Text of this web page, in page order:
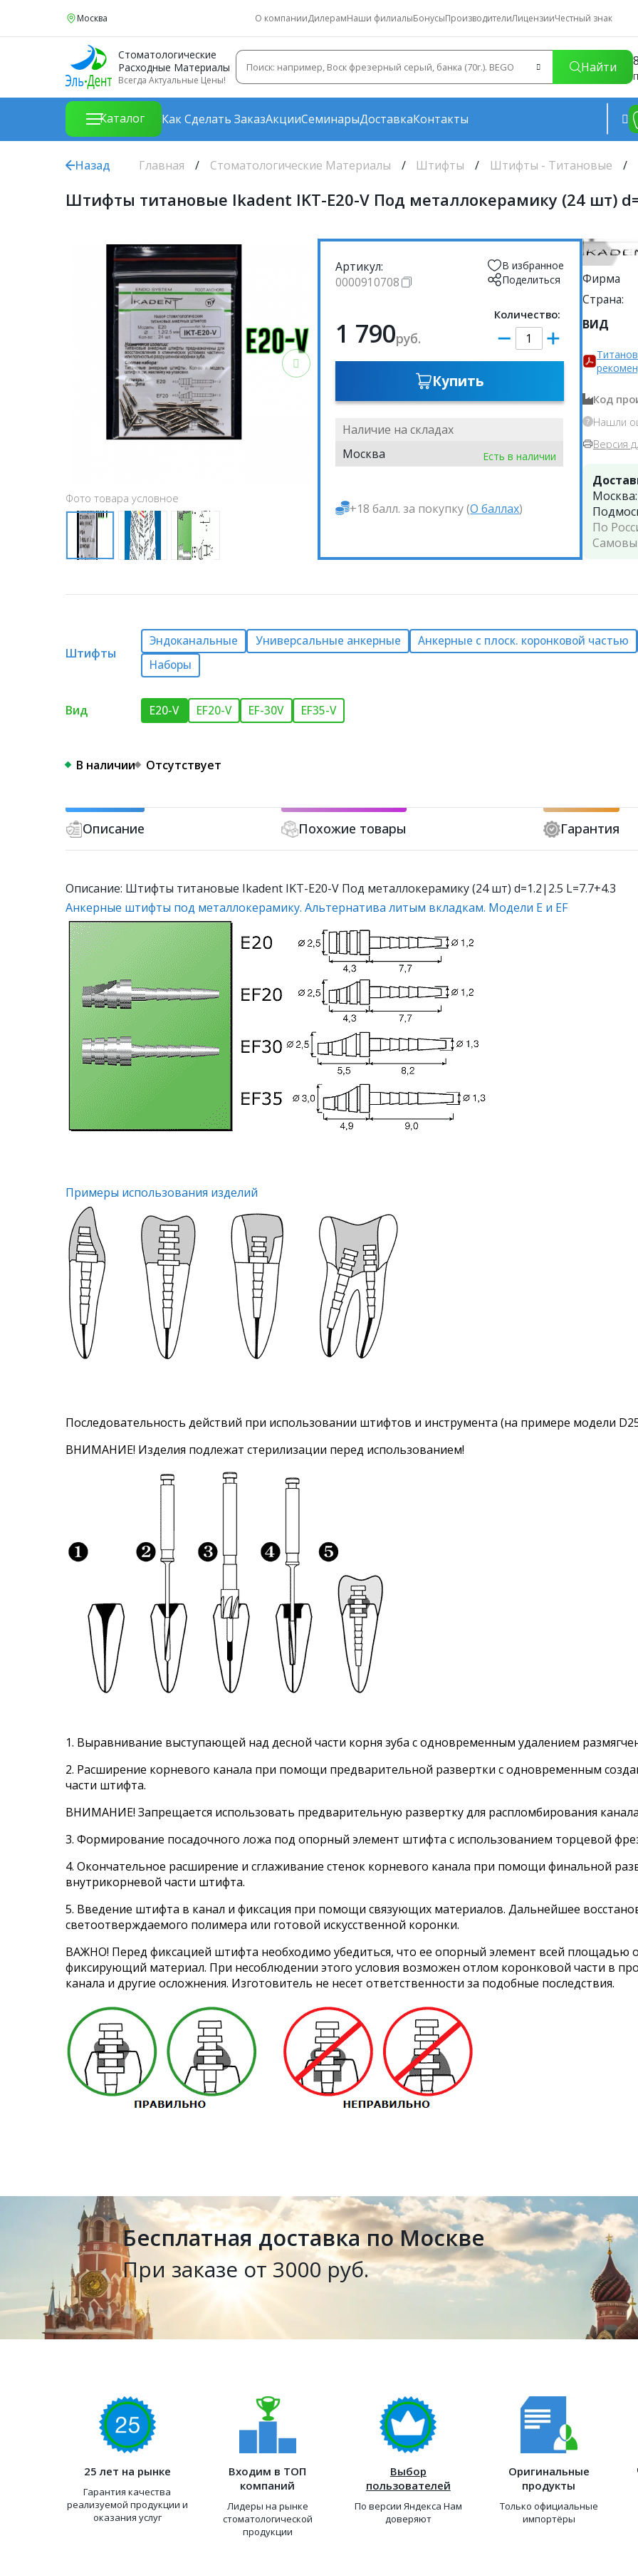
Москва О компанииДилерамНаши филиалыБонусыПроизводителиЛицензииЧестный знак
Стоматологические
Расходные Материалы
Всегда Актуальные Цены!
Найти
Каталог Как Сделать ЗаказАкцииСеминарыДоставкаКонтакты
Назад Главная Стоматологические Материалы Штифты Штифты - Титановые
Штифты титановые Ikadent IKT-E20-V Под металлокерамику (24 шт)
Фото товара условное
Артикул:
0000910708
В избранное
Поделиться
1 790руб.
Количество:
Купить
Наличие на складах
Москва
Есть в наличии
+18 балл. за покупку (О баллах)
Фирма
Страна:
ВИД
Код
Нашли
Версия
По
Штифты
Эндоканальные Универсальные анкерные
Анкерные с плоск. коронковой частью
Наборы
Вид E20-V EF20-V EF-30V EF35-V
В наличии Отсутствует
Описание Похожие товары Гарантия
Описание: Штифты титановые Ikadent IKT-E20-V Под металлокерамику (24 шт) d=1.2|2.5 L=7.7+4.3
Анкерные штифты под металлокерамику. Альтернатива литым вкладкам. Модели E и EF
Примеры использования изделий
Последовательность действий при использовании штифтов и инструмента (на примере модели
ВНИМАНИЕ! Изделия подлежат стерилизации перед использованием!
1. Выравнивание выступающей над десной части корня зуба с одновременным удалением
2. Расширение корневого канала при помощи предварительной развертки с одновременным
части штифта.
ВНИМАНИЕ! Запрещается использовать предварительную развертку для распломбирования
3. Формирование посадочного ложа под опорный элемент штифта с использованием торцевой
4. Окончательное расширение и сглаживание стенок корневого канала при помощи финальной
внутрикорневой части штифта.
5. Введение штифта в канал и фиксация при помощи связующих материалов. Дальнейшее
светоотверждаемого полимера или готовой искусственной коронки.
ВАЖНО! Перед фиксацией штифта необходимо убедиться, что ее опорный элемент всей площадью
фиксирующий материал. При несоблюдении этого условия возможен отлом коронковой части в
канала и другие осложнения. Изготовитель не несет ответственности за подобные последствия.
Бесплатная доставка по Москве
При заказе от 3000 руб.
25 лет на рынке
Гарантия качества
реализуемой продукции и
оказания услуг
Входим в ТОП
компаний
Лидеры на рынке
стоматологической
продукции
Выбор
пользователей
По версии Яндекса Нам
доверяют
Оригинальные
продукты
Только официальные
импортёры